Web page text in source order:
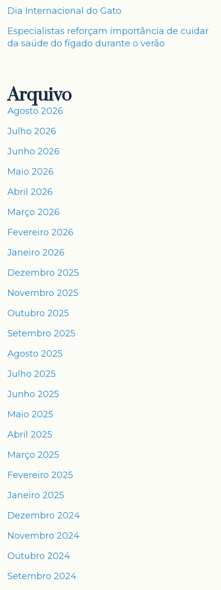
Dia Internacional do Gato
Especialistas reforçam importância de cuidar
da saúde do fígado durante o verão
Arquivo
Agosto 2026
Julho 2026
Junho 2026
Maio 2026
Abril 2026
Março 2026
Fevereiro 2026
Janeiro 2026
Dezembro 2025
Novembro 2025
Outubro 2025
Setembro 2025
Agosto 2025
Julho 2025
Junho 2025
Maio 2025
Abril 2025
Março 2025
Fevereiro 2025
Janeiro 2025
Dezembro 2024
Novembro 2024
Outubro 2024
Setembro 2024